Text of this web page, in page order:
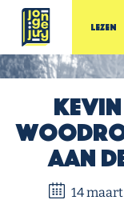
Ga door naar inhoud
Jonge Jury
Lezen
aan
14